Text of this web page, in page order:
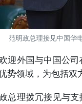
范明政总理接见中国华
迎外国与中国公
势领域，为包括双
总理拨冗接见与